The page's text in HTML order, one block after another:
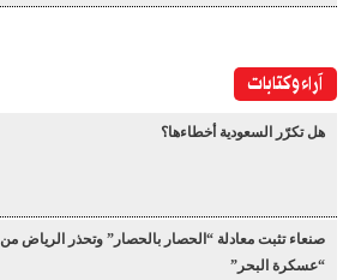
آراء وكتابات
هل تكرّر السعودية أخطاءها؟
صنعاء تثبت معادلة “الحصار بالحصار” وتحذر الرياض من
“عسكرة البحر”